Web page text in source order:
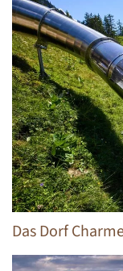
Das Dorf